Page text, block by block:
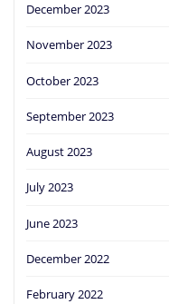
December 2023
November 2023
October 2023
September 2023
August 2023
July 2023
June 2023
December 2022
February 2022